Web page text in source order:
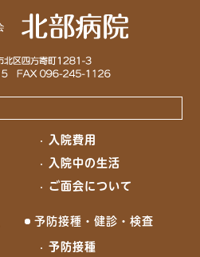
入院費用
入院中の生活
ご面会について
予防接種・健診・検査
予防接種